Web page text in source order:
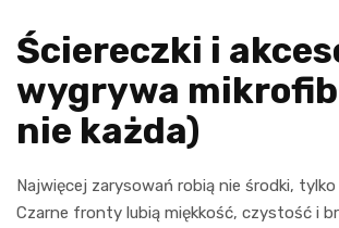
Ściereczki i
wygrywa
nie każda)
Najwięcej zarysowań robią nie środki, tylko
Czarne fronty lubią miękkość, czystość i